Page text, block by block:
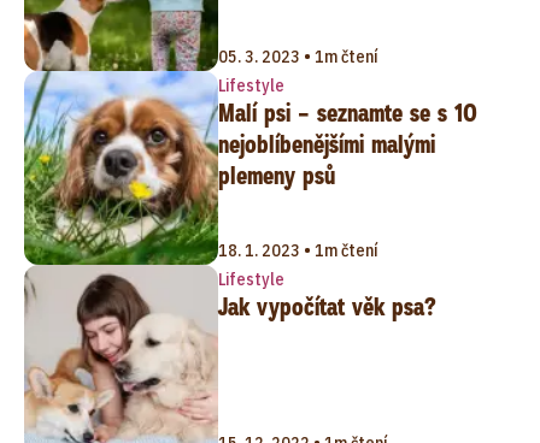
05. 3. 2023 • 1m čtení
Lifestyle
Malí psi – seznamte se s 10
nejoblíbenějšími malými
plemeny psů
18. 1. 2023 • 1m čtení
Lifestyle
Jak vypočítat věk psa?